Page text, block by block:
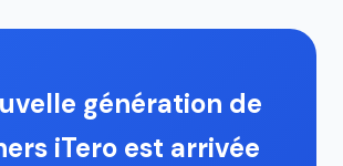
génération de
iTero est arrivée